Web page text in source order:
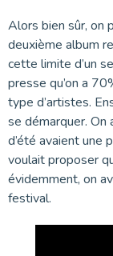
Alors bien sûr, on
deuxième album
cette limite d’un
presse qu’on a
type d’artistes.
se démarquer.
d’été avaient une
voulait proposer
évidemment, on
festival.